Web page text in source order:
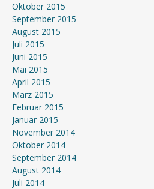
Oktober 2015
September 2015
August 2015
Juli 2015
Juni 2015
Mai 2015
April 2015
März 2015
Februar 2015
Januar 2015
November 2014
Oktober 2014
September 2014
August 2014
Juli 2014